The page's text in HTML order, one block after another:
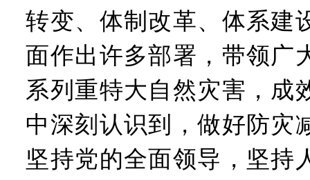
转变、体制改革、体系建
面作出许多部署，带领广
系列重特大自然灾害，成
中深刻认识到，做好防灾
坚持党的全面领导，坚持